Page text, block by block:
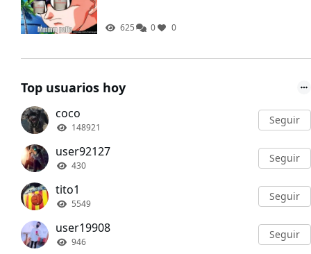
625 0 0
Top usuarios hoy
coco
148921
Seguir
user92127
430
Seguir
tito1
5549
Seguir
user19908
946
Seguir